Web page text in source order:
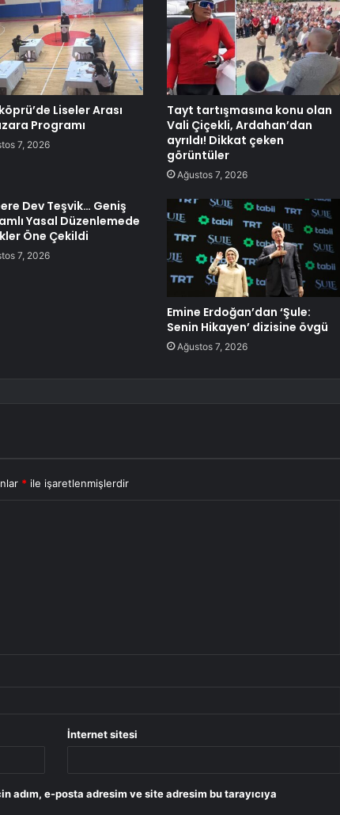
Liseler Arası
Programı
7, 2026
Tayt tartışmasına konu olan
Vali Çiçekli, Ardahan’dan
ayrıldı! Dikkat çeken
görüntüler
Ağustos 7, 2026
Dev Teşvik… Geniş
Yasal Düzenlemede
Öne Çekildi
7, 2026
Emine Erdoğan’dan ‘Şule:
Senin Hikayen’ dizisine övgü
Ağustos 7, 2026
* ile işaretlenmişlerdir
İnternet sitesi
adım, e-posta adresim ve site adresim bu tarayıcıya